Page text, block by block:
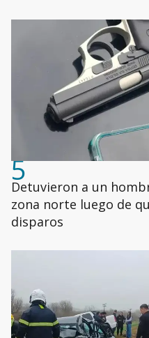
5
Detuvieron a un
zona norte luego de
disparos